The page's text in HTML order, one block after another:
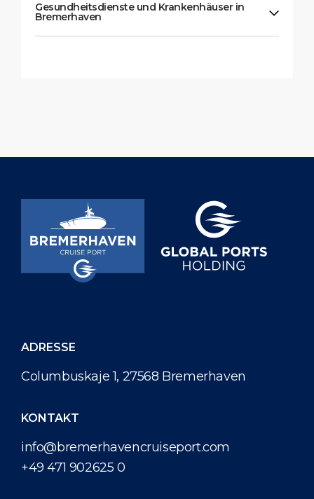
Gesundheitsdienste und Krankenhäuser in
Bremerhaven
ADRESSE
Columbuskaje 1, 27568 Bremerhaven
KONTAKT
info@bremerhavencruiseport.com
+49 471 902625 0